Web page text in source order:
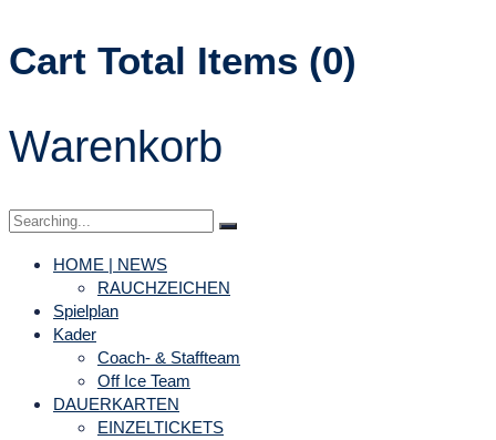
Cart Total Items (0)
Warenkorb
Search
HOME | NEWS
RAUCHZEICHEN
Spielplan
Kader
Coach- & Staffteam
Off Ice Team
DAUERKARTEN
EINZELTICKETS